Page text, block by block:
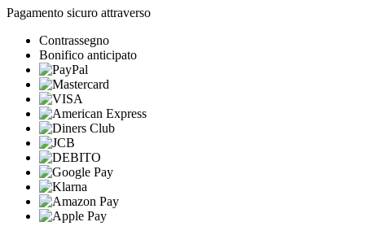
Pagamento sicuro attraverso
Contrassegno
Bonifico anticipato